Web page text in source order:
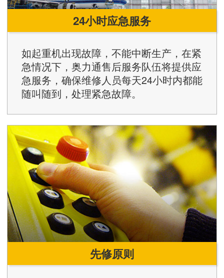
24小时应急服务
如起重机出现故障，不能中断生产，在紧
急情况下，奥力通售后服务队伍将提供应
急服务，确保维修人员每天24小时内都能
随叫随到，处理紧急故障。
先修原则